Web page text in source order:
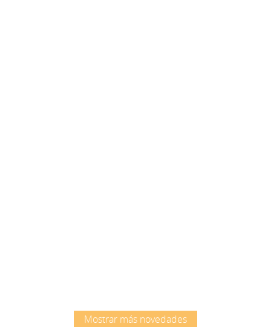
Mostrar más novedades